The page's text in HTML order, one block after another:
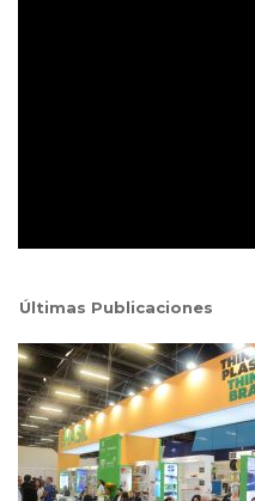
Últimas Publicaciones